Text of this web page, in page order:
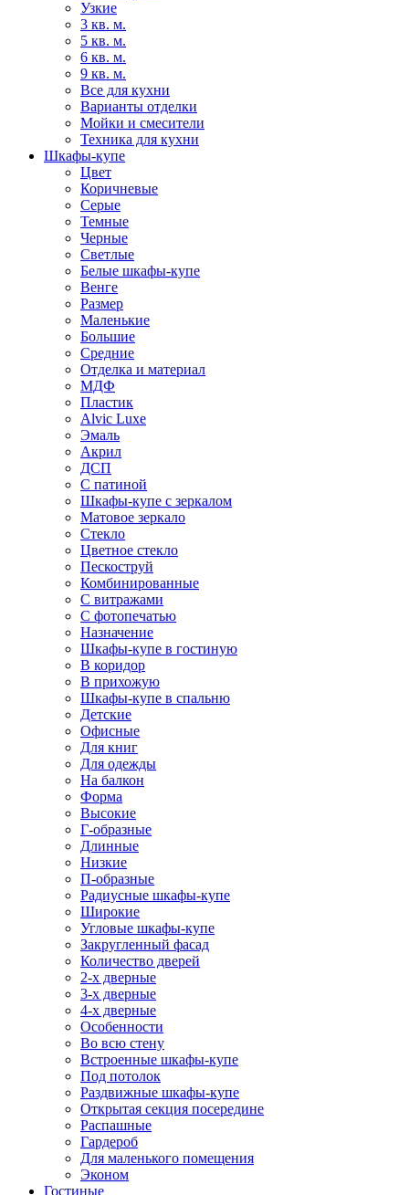
Узкие
3 кв. м.
5 кв. м.
6 кв. м.
9 кв. м.
Все для кухни
Варианты отделки
Мойки и смесители
Техника для кухни
Шкафы-купе
Цвет
Коричневые
Серые
Темные
Черные
Светлые
Белые шкафы-купе
Венге
Размер
Маленькие
Большие
Средние
Отделка и материал
МДФ
Пластик
Alvic Luxe
Эмаль
Акрил
ДСП
С патиной
Шкафы-купе с зеркалом
Матовое зеркало
Стекло
Цветное стекло
Пескоструй
Комбинированные
С витражами
С фотопечатью
Назначение
Шкафы-купе в гостиную
В коридор
В прихожую
Шкафы-купе в спальню
Детские
Офисные
Для книг
Для одежды
На балкон
Форма
Высокие
Г-образные
Длинные
Низкие
П-образные
Радиусные шкафы-купе
Широкие
Угловые шкафы-купе
Закругленный фасад
Количество дверей
2-х дверные
3-х дверные
4-х дверные
Особенности
Во всю стену
Встроенные шкафы-купе
Под потолок
Раздвижные шкафы-купе
Открытая секция посередине
Распашные
Гардероб
Для маленького помещения
Эконом
Гостиные